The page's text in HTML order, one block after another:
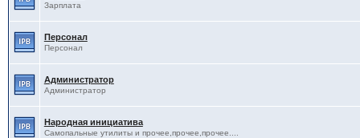
Зарплата
Персонал
Персонал
Администратор
Администратор
Народная инициатива
Самопальные утилиты и прочее,прочее,прочее....